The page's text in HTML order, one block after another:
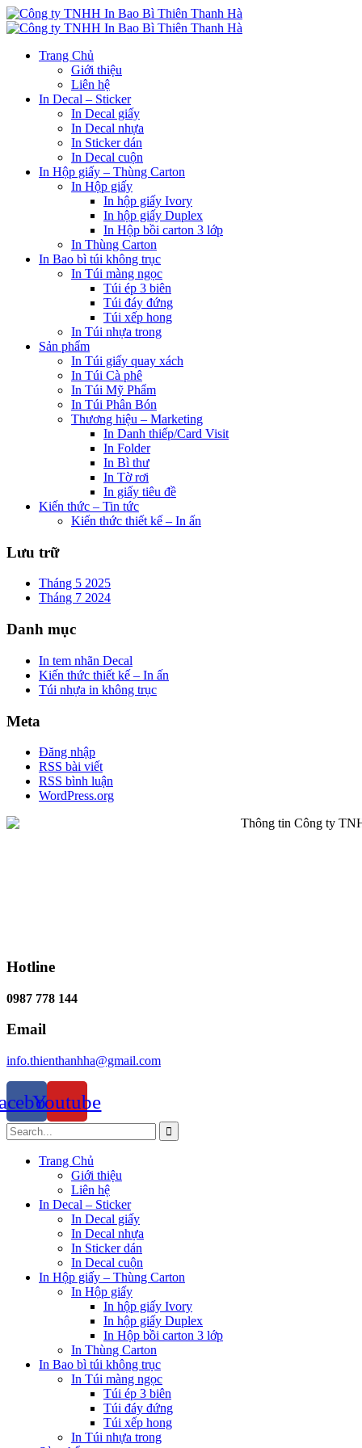
Trang Chủ
Giới thiệu
Liên hệ
In Decal – Sticker
In Decal giấy
In Decal nhựa
In Sticker dán
In Decal cuộn
In Hộp giấy – Thùng Carton
In Hộp giấy
In hộp giấy Ivory
In hộp giấy Duplex
In Hộp bồi carton 3 lớp
In Thùng Carton
In Bao bì túi không trục
In Túi màng ngọc
Túi ép 3 biên
Túi đáy đứng
Túi xếp hong
In Túi nhựa trong
Sản phẩm
In Túi giấy quay xách
In Túi Cà phê
In Túi Mỹ Phẩm
In Túi Phân Bón
Thương hiệu – Marketing
In Danh thiếp/Card Visit
In Folder
In Bì thư
In Tờ rơi
In giấy tiêu đề
Kiến thức – Tin tức
Kiến thức thiết kế – In ấn
Lưu trữ
Tháng 5 2025
Tháng 7 2024
Danh mục
In tem nhãn Decal
Kiến thức thiết kế – In ấn
Túi nhựa in không trục
Meta
Đăng nhập
RSS bài viết
RSS bình luận
WordPress.org
Hotline
0987 778 144
Email
info.thienthanhha@gmail.com
Youtube
Trang Chủ
Giới thiệu
Liên hệ
In Decal – Sticker
In Decal giấy
In Decal nhựa
In Sticker dán
In Decal cuộn
In Hộp giấy – Thùng Carton
In Hộp giấy
In hộp giấy Ivory
In hộp giấy Duplex
In Hộp bồi carton 3 lớp
In Thùng Carton
In Bao bì túi không trục
In Túi màng ngọc
Túi ép 3 biên
Túi đáy đứng
Túi xếp hong
In Túi nhựa trong